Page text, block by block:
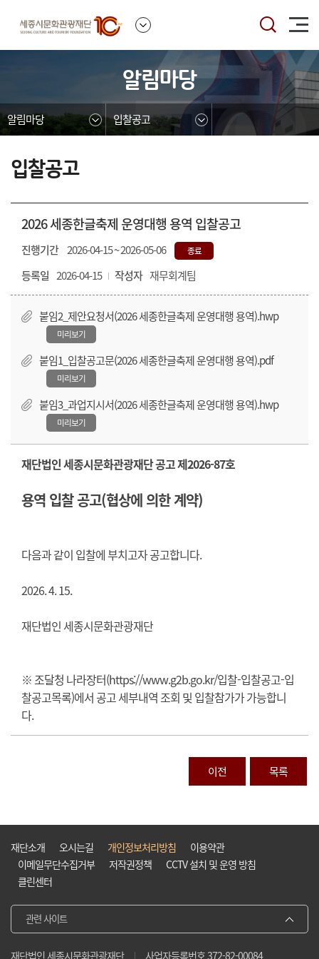
알림마당
알림마당 입찰공고
입찰공고
2026 세종한글축제 운영대행 용역 입찰공고
진행기간 2026-04-15 ~ 2026-05-06 종료
등록일 2026-04-15 작성자 재무회계팀
붙임2_제안요청서(2026 세종한글축제 운영대행 용역).hwp
미리보기
붙임1_입찰공고문(2026 세종한글축제 운영대행 용역).pdf
미리보기
붙임3_과업지시서(2026 세종한글축제 운영대행 용역).hwp
미리보기
재단법인 세종시문화관광재단 공고 제2026-87호
용역 입찰 공고(협상에 의한 계약)
다음과 같이 입찰에 부치고자 공고합니다.
2026. 4. 15.
재단법인 세종시문화관광재단
※ 조달청 나라장터(https://www.g2b.go.kr/입찰-입찰공고-입
찰공고목록)에서 공고 세부내역 조회 및 입찰참가가 가능합니
다.
이전 목록
재단소개 오시는길 개인정보처리방침
이용약관
이메일무단수집거부
저작권정책
CCTV 설치 및 운영 방침
클린센터
관련 사이트
재단법인 세종시문화관광재단 사업자등록번호 372-82-00084